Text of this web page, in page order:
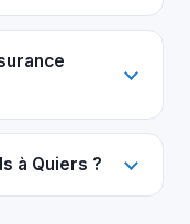
à Quiers ?